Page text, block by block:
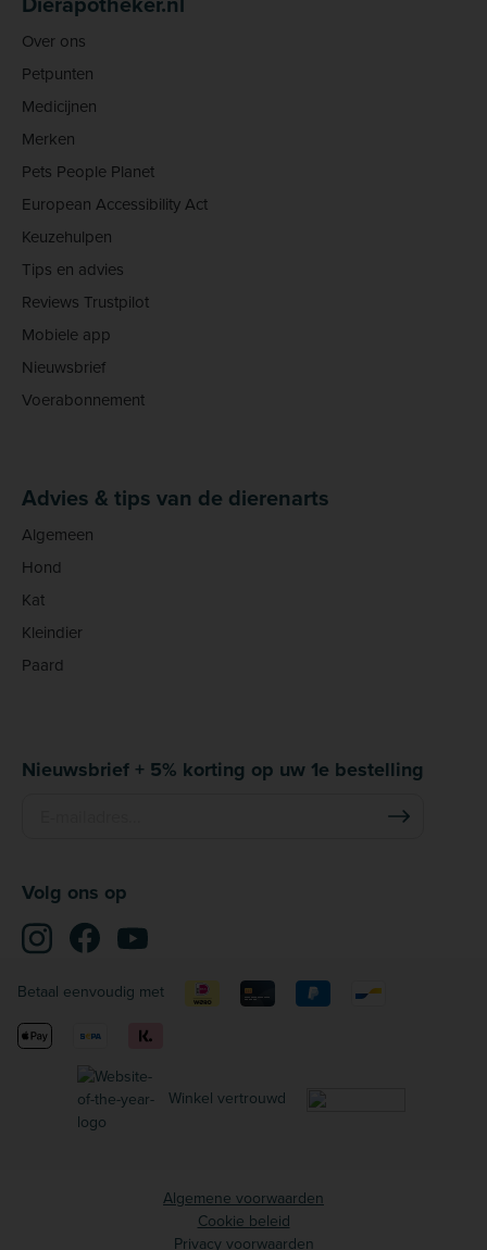
Over ons
Petpunten
Medicijnen
Merken
Pets People Planet
European Accessibility Act
Keuzehulpen
Tips en advies
Reviews Trustpilot
Mobiele app
Nieuwsbrief
Voerabonnement
Advies & tips van de dierenarts
Algemeen
Hond
Kat
Kleindier
Paard
Nieuwsbrief + 5% korting op uw 1e bestelling
Volg ons op
Betaal eenvoudig met
Winkel vertrouwd
Algemene voorwaarden
Cookie beleid
Privacy voorwaarden